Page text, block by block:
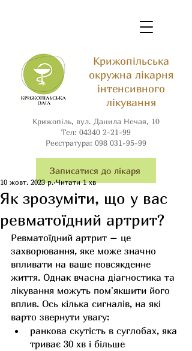
Крижопільська
окружна лікарня
інтенсивного
лікування
Крижопіль, вул. Данила Нечая, 10
Тел: 04340 2-21-99
Реєстратура: 098 031-95-99
Записатися до лікаря
Як зрозуміти, що у вас
ревматоїдний артрит?
10 жовт. 2023 р. Читати 1 хв
Ревматоїдний артрит – це
захворювання, яке може значно
впливати на ваше повсякденне
життя. Однак вчасна діагностика та
лікування можуть пом'якшити його
вплив. Ось кілька сигналів, на які
варто звернути увагу:
ранкова скутість в суглобах, яка
триває 30 хв і більше